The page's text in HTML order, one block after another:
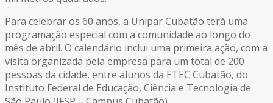
Para celebrar os 60 anos, a Unipar Cubatão terá uma
programação especial com a comunidade ao longo do
mês de abril. O calendário inclui uma primeira ação, com a
visita organizada pela empresa para um total de 200
pessoas da cidade, entre alunos da ETEC Cubatão, do
Instituto Federal de Educação, Ciência e Tecnologia de